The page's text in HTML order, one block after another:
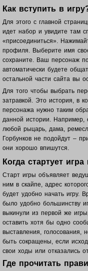
Как вступить в
Для этого с главной
идет набор и увидите там
«присоединиться».
профиля. Выберите имя
сохраните. Ваш персонаж
автоматически будете
остальной части сайта вы
Для того чтобы выбрать
затравкой. Это история, в
персонажа нужно таким
данной истории. Например,
любой рыцарь, дама,
Горбунков не подойдут –
они хорошо впишутся.
Когда стартует
Старт игры объявляет
ним в скайпе, адрес
будет удобно начать игру.
было удобно большинству
выкинули из первой же
оставить хотя бы одно
выставления, голосования,
быть сокращены, если
свои ходы или отказались
Где прочитать